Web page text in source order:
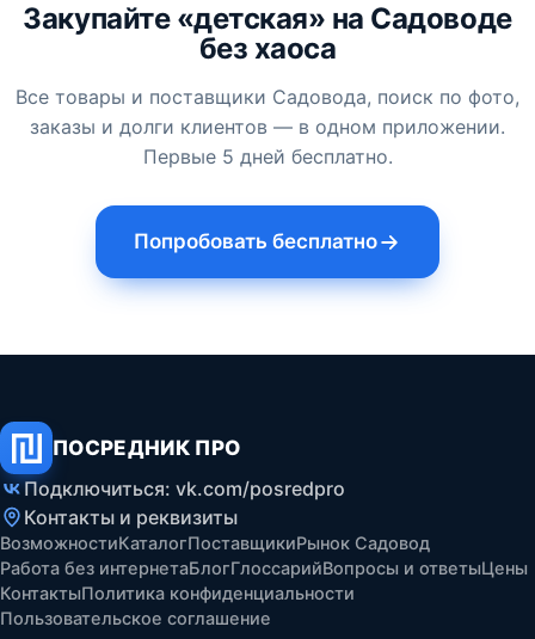
Закупайте «детская» на Садоводе
без хаоса
Все товары и поставщики Садовода, поиск по фото,
заказы и долги клиентов — в одном приложении.
Первые 5 дней бесплатно.
Попробовать бесплатно
ПОСРЕДНИК ПРО
Подключиться: vk.com/posredpro
Контакты и реквизиты
ВозможностиКаталогПоставщикиРынок Садовод
Работа без интернетаБлогГлоссарийВопросы и ответыЦены
КонтактыПолитика конфиденциальности
Пользовательское соглашение